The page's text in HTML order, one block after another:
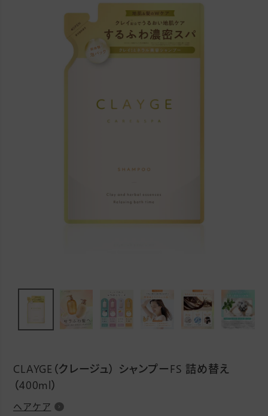
CLAYGE（クレージュ） シャンプーFS 詰め替え
（400ml）
ヘアケア